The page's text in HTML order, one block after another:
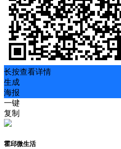
长按查看详情
生成
海报
一键
复制
霍邱微生活